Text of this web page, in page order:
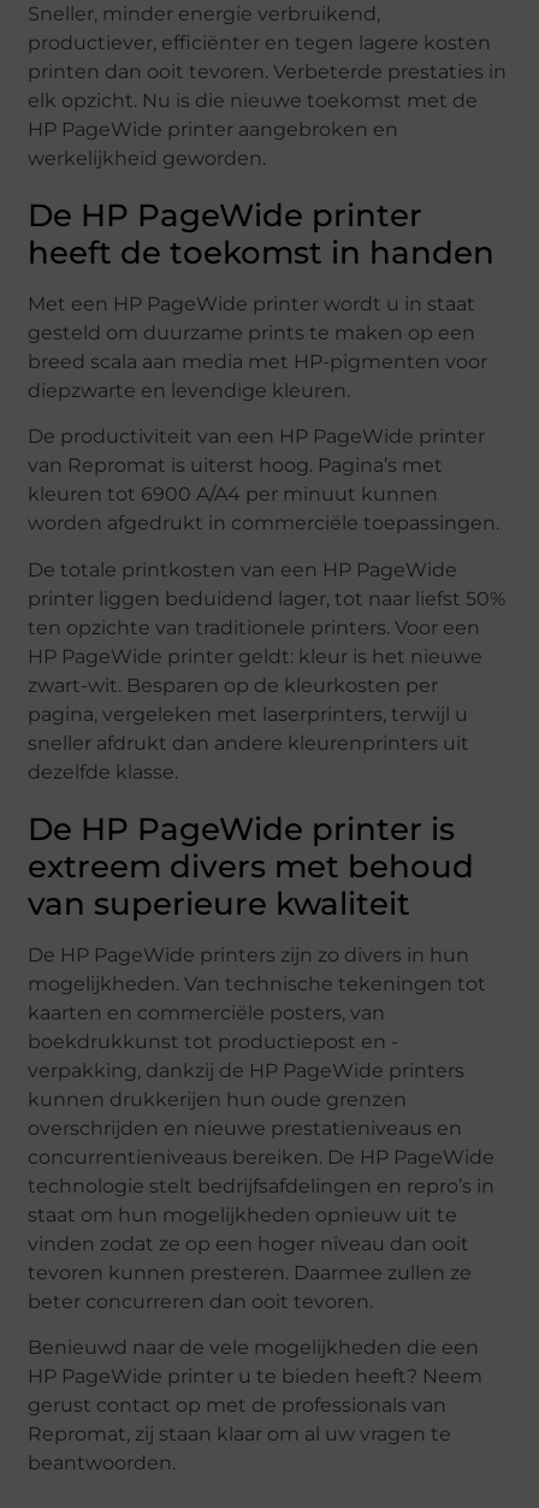
Sneller, minder energie verbruikend,
productiever, efficiënter en tegen lagere kosten
printen dan ooit tevoren. Verbeterde prestaties in
elk opzicht. Nu is die nieuwe toekomst met de
HP PageWide printer aangebroken en
werkelijkheid geworden.
De HP PageWide printer
heeft de toekomst in handen
Met een HP PageWide printer wordt u in staat
gesteld om duurzame prints te maken op een
breed scala aan media met HP-pigmenten voor
diepzwarte en levendige kleuren.
De productiviteit van een HP PageWide printer
van Repromat is uiterst hoog. Pagina’s met
kleuren tot 6900 A/A4 per minuut kunnen
worden afgedrukt in commerciële toepassingen.
De totale printkosten van een HP PageWide
printer liggen beduidend lager, tot naar liefst 50%
ten opzichte van traditionele printers. Voor een
HP PageWide printer geldt: kleur is het nieuwe
zwart-wit. Besparen op de kleurkosten per
pagina, vergeleken met laserprinters, terwijl u
sneller afdrukt dan andere kleurenprinters uit
dezelfde klasse.
De HP PageWide printer is
extreem divers met behoud
van superieure kwaliteit
De HP PageWide printers zijn zo divers in hun
mogelijkheden. Van technische tekeningen tot
kaarten en commerciële posters, van
boekdrukkunst tot productiepost en -
verpakking, dankzij de HP PageWide printers
kunnen drukkerijen hun oude grenzen
overschrijden en nieuwe prestatieniveaus en
concurrentieniveaus bereiken. De HP PageWide
technologie stelt bedrijfsafdelingen en repro’s in
staat om hun mogelijkheden opnieuw uit te
vinden zodat ze op een hoger niveau dan ooit
tevoren kunnen presteren. Daarmee zullen ze
beter concurreren dan ooit tevoren.
Benieuwd naar de vele mogelijkheden die een
HP PageWide printer u te bieden heeft? Neem
gerust contact op met de professionals van
Repromat, zij staan klaar om al uw vragen te
beantwoorden.